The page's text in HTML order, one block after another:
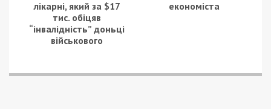
Услуги доступны в Днепропетровской,
Винницкой, Волынской, Закарпатской, Ивано-
Франковской, Кировоградской, Львовской,
Одесской, Полтавской, Ровенской,
Черновицкой и Житомирской областях.